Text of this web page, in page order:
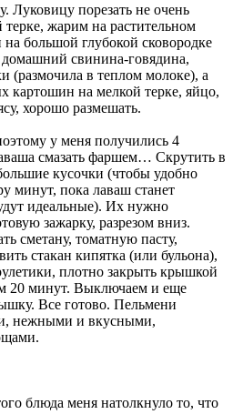
порезать не очень
жарим на растительном
большой глубокой сковородке
свинина-говядина,
(размочила в теплом молоке), а
картошин на мелкой терке, яйцо,
хорошо размешать.
у меня получились 4
смазать фаршем… Скрутить в
кусочки (чтобы удобно
минут, пока лаваш станет
идеальные). Их нужно
зажарку, разрезом вниз.
сметану, томатную пасту,
стакан кипятка (или бульона),
плотно закрыть крышкой
20 минут. Выключаем и еще
Все готово. Пельмени
нежными и вкусными,
блюда меня натолкнуло то, что